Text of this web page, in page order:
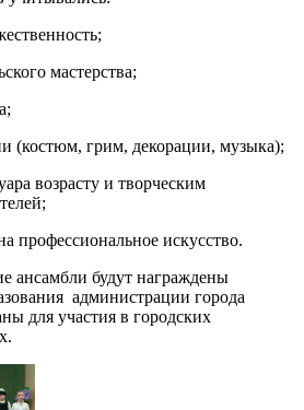
мастерства;
(костюм, грим, декорации, музыка);
возрасту и творческим
профессиональное искусство.
ансамбли будут награждены
администрации города
для участия в городских